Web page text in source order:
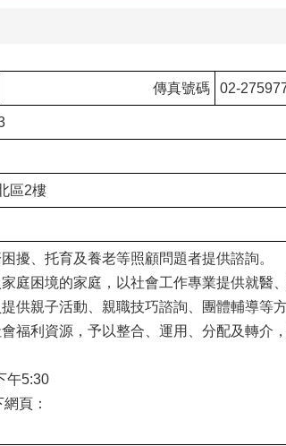
傳真號碼 02-
區2樓
擾、托育及養老等照顧問題者提供諮詢。
庭困境的家庭，以社會工作專業提供就醫
供親子活動、親職技巧諮詢、團體輔導等
福利資源，予以整合、運用、分配及轉介
午5:30
頁：